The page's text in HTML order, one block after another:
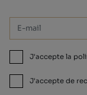
J'accepte la
J'accepte de